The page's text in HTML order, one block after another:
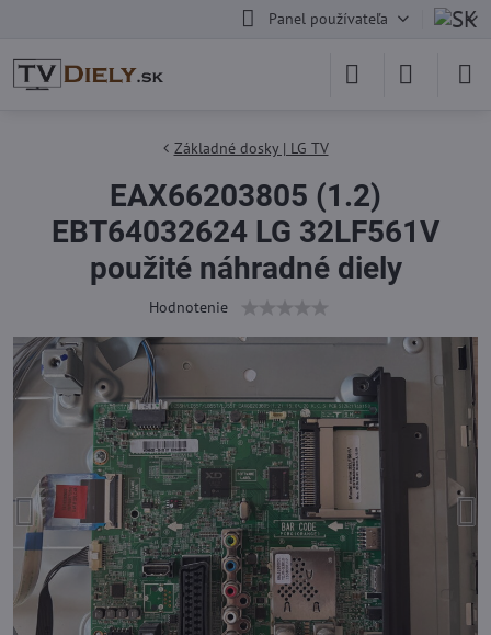
Panel používateľa
Základné dosky | LG TV
EAX66203805 (1.2)
EBT64032624 LG 32LF561V
použité náhradné diely
Hodnotenie